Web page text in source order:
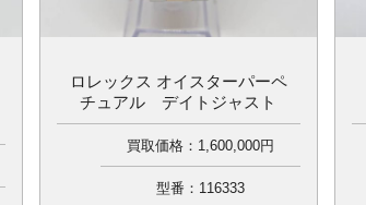
ロレックス オイスターパーペ
チュアル デイトジャスト
買取価格：1,600,000円
型番：116333